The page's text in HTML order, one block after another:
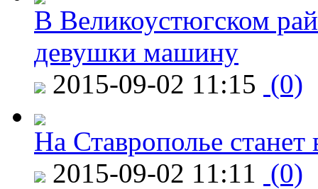
В Великоустюгском
девушки машину
2015-09-02 11:15 (0)
На Ставрополье
2015-09-02 11:11 (0)